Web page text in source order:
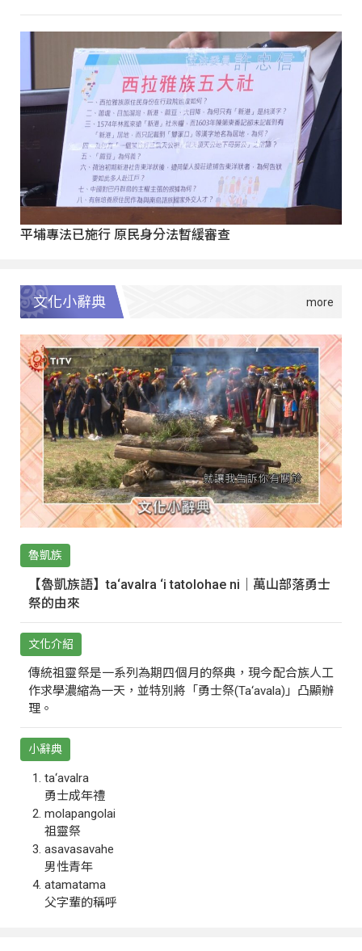
平埔專法已施行 原民身分法暫緩審查
文化小辭典
魯凱族
【魯凱族語】ta‘avalra ‘i tatolohae ni｜萬山部落勇士
祭的由來
文化介紹
傳統祖靈祭是一系列為期四個月的祭典，現今配合族人工
作求學濃縮為一天，並特別將「勇士祭(Ta‘avala)」凸顯辦
理。
小辭典
ta‘avalra
勇士成年禮
molapangolai
祖靈祭
asavasavahe
男性青年
atamatama
父字輩的稱呼